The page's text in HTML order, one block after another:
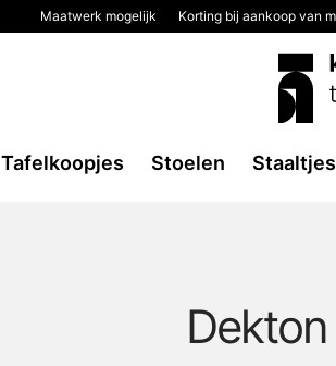
Maatwerk mogelijk Korting bij aankoop van
Tafelkoopjes Stoelen Staaltjes